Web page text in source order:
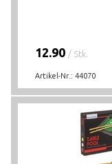
12.90 / Stk.
Artikel-Nr.: 44070